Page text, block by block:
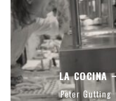
LA COCINA
Peter Gutting